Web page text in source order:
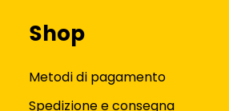
Shop
Metodi di pagamento
Spedizione e consegna